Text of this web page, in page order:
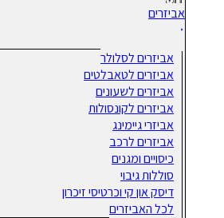
אביזרים
אביזרים לסלולר
אביזרים לטאבלטים
אביזרים לשעונים
אביזרים לקונסולות
אביזרי גיימינג
אביזרים לרכב
כיסויים ומגנים
סוללות גיבוי
דיסק און קי וכרטיסי זיכרון
לכל האביזרים